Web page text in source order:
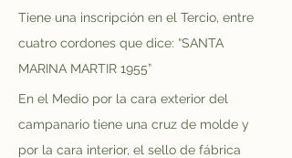
Tiene una inscripción en el Tercio, entre
cuatro cordones que dice: “SANTA
MARINA MARTIR 1955”
En el Medio por la cara exterior del
campanario tiene una cruz de molde y
por la cara interior, el sello de fábrica